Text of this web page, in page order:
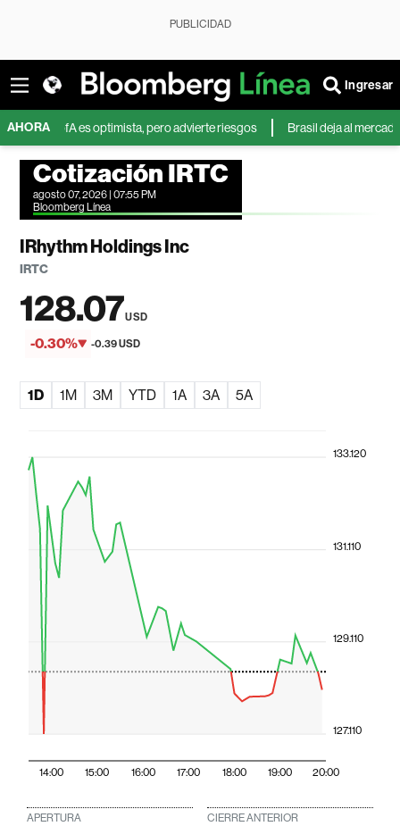
PUBLICIDAD
Ingresar
AHORA
BofA es optimista, pero advierte riesgos Brasil deja al mercado
Cotización IRTC
agosto 07, 2026 | 07:55 PM
Bloomberg Línea
IRhythm Holdings Inc
IRTC
128.07USD
-0.30% -0.39 USD
1D 1M 3M YTD 1A 3A 5A
14:00 15:00 16:00 17:00 18:00 19:00 20:00
127.110
129.110
131.110
133.120
APERTURA CIERRE ANTERIOR